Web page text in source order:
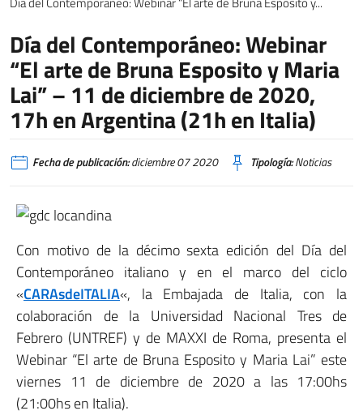
Día del Contemporáneo: Webinar
“El arte de Bruna Esposito y Maria
Lai” – 11 de diciembre de 2020,
17h en Argentina (21h en Italia)
Fecha de publicación:diciembre 07 2020 Tipología:Noticias
Con motivo de la décimo sexta edición del Día del
Contemporáneo italiano y en el marco del ciclo
«CARAsdeITALIA«, la Embajada de Italia, con la
colaboración de la Universidad Nacional Tres de
Febrero (UNTREF) y de MAXXI de Roma, presenta el
Webinar “El arte de Bruna Esposito y Maria Lai” este
viernes 11 de diciembre de 2020 a las 17:00hs
(21:00hs en Italia).